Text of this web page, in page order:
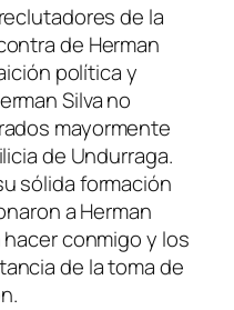
de la
de Herman
política y
Silva no
mayormente
de Undurraga.
sólida formación
a Herman
conmigo y los
de la toma de